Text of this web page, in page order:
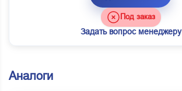
Под заказ
Задать вопрос менеджеру
Аналоги